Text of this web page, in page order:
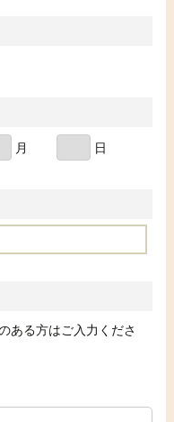
月 日
ある方はご入力くださ